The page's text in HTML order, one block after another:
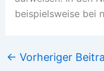
beispielsweise bei
← Vorheriger